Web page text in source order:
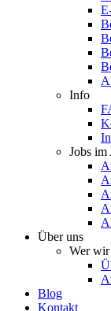
Info
Jobs im
Über uns
Wer wir
Blog
Kontakt